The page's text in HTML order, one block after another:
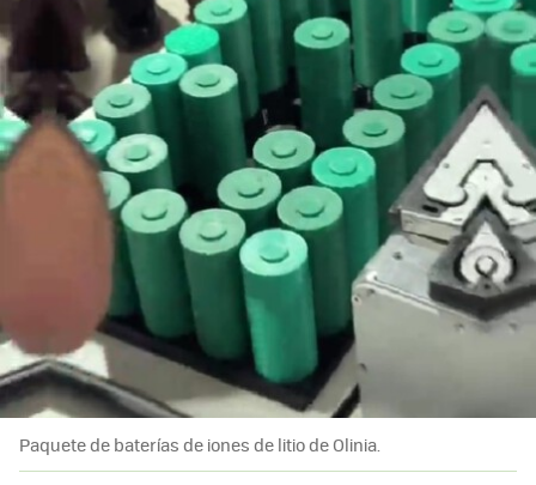
Paquete de baterías de iones de litio de Olinia.